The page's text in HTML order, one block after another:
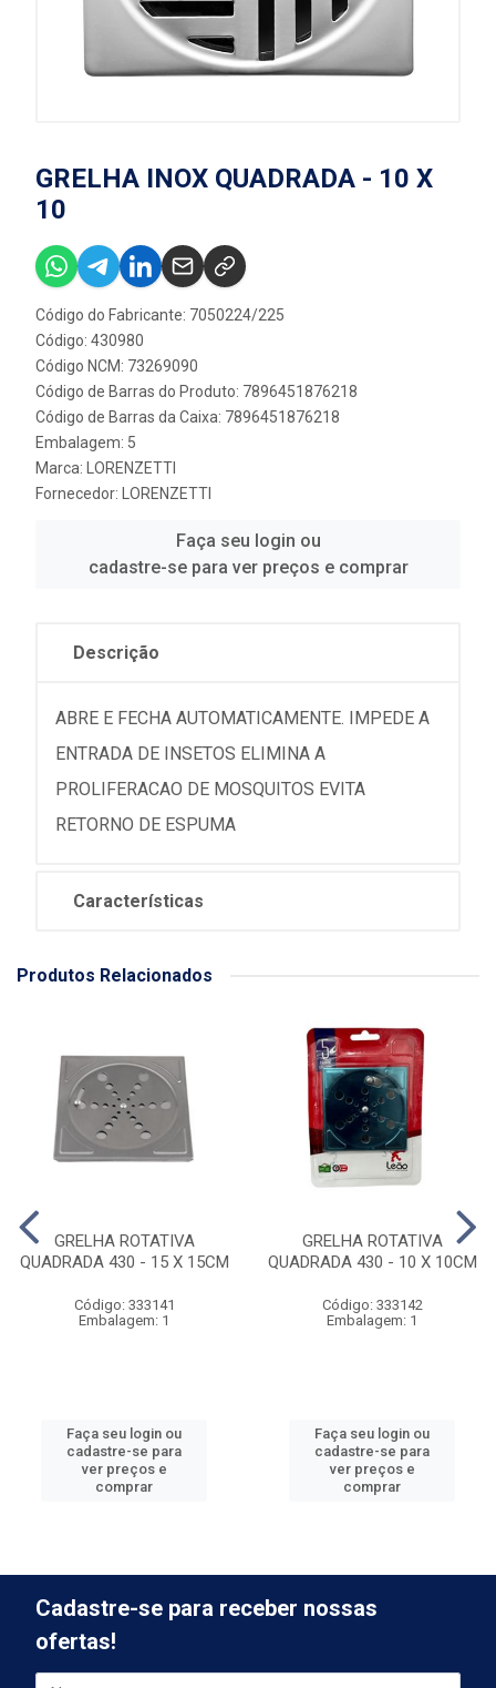
GRELHA INOX QUADRADA - 10 X
10
Código do Fabricante: 7050224/225
Código: 430980
Código NCM: 73269090
Código de Barras do Produto: 7896451876218
Código de Barras da Caixa: 7896451876218
Embalagem: 5
Marca:
LORENZETTI
Fornecedor:
LORENZETTI
Faça seu login ou
cadastre-se para ver preços e comprar
Descrição
ABRE E FECHA AUTOMATICAMENTE. IMPEDE A
ENTRADA DE INSETOS ELIMINA A
PROLIFERACAO DE MOSQUITOS EVITA
RETORNO DE ESPUMA
Características
Produtos Relacionados
GRELHA ROTATIVA
QUADRADA 430 - 15 X 15CM
Código: 333141
Embalagem: 1
Faça seu login ou
cadastre-se para
ver preços e
comprar
GRELHA ROTATIVA
QUADRADA 430 - 10 X 10CM
Código: 333142
Embalagem: 1
Faça seu login ou
cadastre-se para
ver preços e
comprar
Cadastre-se para receber nossas
ofertas!